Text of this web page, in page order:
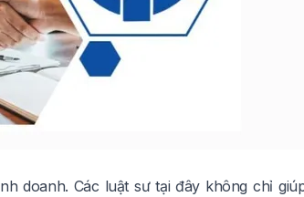
doanh. Các luật sư tại đây không chỉ